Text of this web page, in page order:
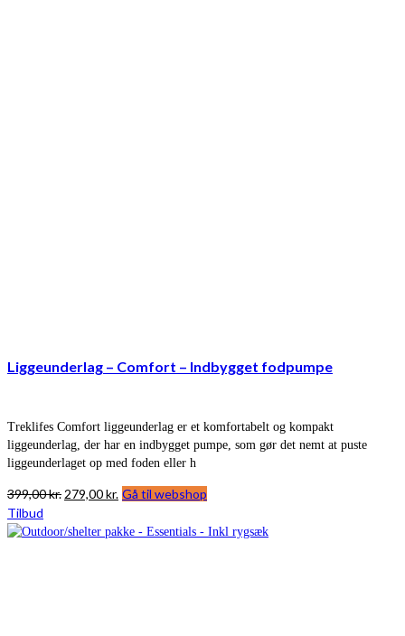
Liggeunderlag – Comfort – Indbygget fodpumpe
Treklifes Comfort liggeunderlag er et komfortabelt og kompakt
liggeunderlag, der har en indbygget pumpe, som gør det nemt at puste
liggeunderlaget op med foden eller h
399,00kr. Den
pris
279,00kr. Den
pris
Gå til webshop
Tilbud